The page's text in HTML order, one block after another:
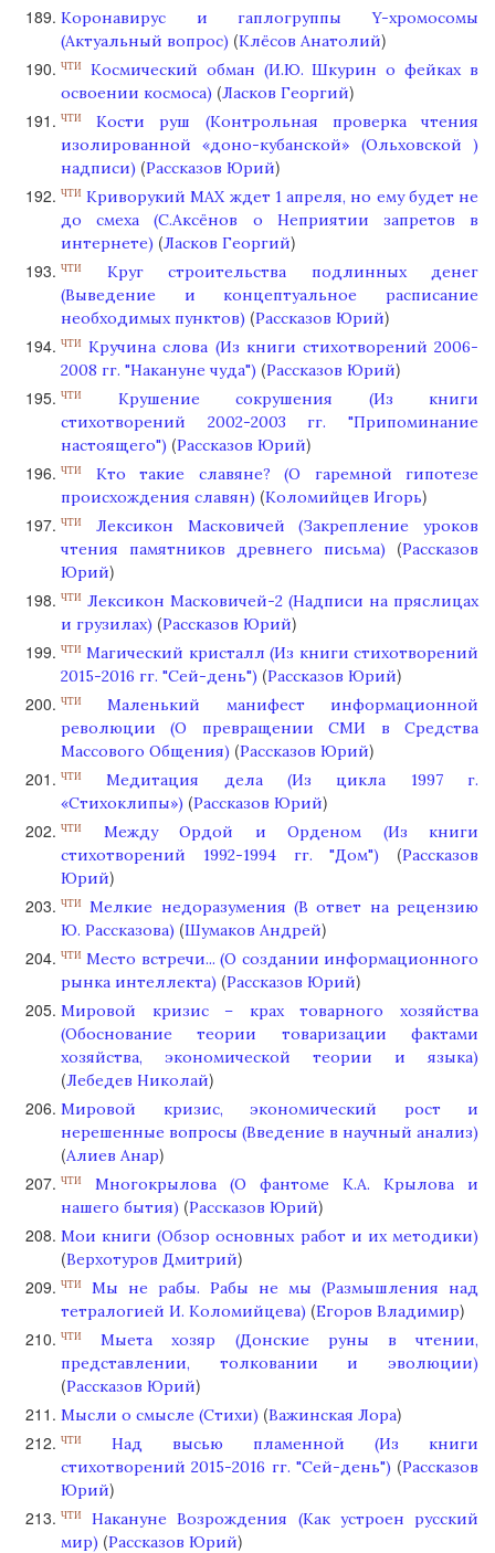
Коронавирус и гаплогруппы Y-хромосомы
(Актуальный вопрос) (Клёсов Анатолий)
ЧТИ
Космический обман (И.Ю. Шкурин о фейках в
освоении космоса) (Ласков Георгий)
ЧТИ
Кости руш (Контрольная проверка чтения
изолированной «доно-кубанской» (Ольховской )
надписи) (Рассказов Юрий)
ЧТИ Криворукий МАХ ждет 1 апреля, но ему будет не
до смеха (С.Аксёнов о Неприятии запретов в
интернете) (Ласков Георгий)
ЧТИ
Круг строительства подлинных денег
(Выведение и концептуальное расписание
необходимых пунктов) (Рассказов Юрий)
ЧТИ
Кручина слова (Из книги стихотворений 2006-
2008 гг. "Накануне чуда") (Рассказов Юрий)
ЧТИ
Крушение сокрушения (Из книги
стихотворений 2002-2003 гг. "Припоминание
настоящего") (Рассказов Юрий)
ЧТИ
Кто такие славяне? (О гаремной гипотезе
происхождения славян) (Коломийцев Игорь)
ЧТИ
Лексикон Масковичей (Закрепление уроков
чтения памятников древнего письма)
(Рассказов
Юрий)
ЧТИ Лексикон Масковичей-2 (Надписи на пряслицах
и грузилах) (Рассказов Юрий)
ЧТИ Магический кристалл (Из книги стихотворений
2015-2016 гг. "Сей-день") (Рассказов Юрий)
ЧТИ
Маленький манифест информационной
революции (О превращении СМИ в Средства
Массового Общения) (Рассказов Юрий)
ЧТИ
Медитация дела (Из цикла 1997 г.
«Стихоклипы») (Рассказов Юрий)
ЧТИ
Между Ордой и Орденом (Из книги
стихотворений 1992-1994 гг. "Дом")
(Рассказов
Юрий)
ЧТИ
Мелкие недоразумения (В ответ на рецензию
Ю. Рассказова) (Шумаков Андрей)
ЧТИ Место встречи... (О создании информационного
рынка интеллекта) (Рассказов Юрий)
Мировой кризис – крах товарного хозяйства
(Обоснование теории товаризации фактами
хозяйства, экономической теории и языка)
(Лебедев Николай)
Мировой кризис, экономический рост и
нерешенные вопросы (Введение в научный анализ)
(Алиев Анар)
ЧТИ
Многокрылова (О фантоме К.А. Крылова и
нашего бытия) (Рассказов Юрий)
Мои книги (Обзор основных работ и их методики)
(Верхотуров Дмитрий)
ЧТИ
Мы не рабы. Рабы не мы (Размышления над
тетралогией И. Коломийцева) (Егоров Владимир)
ЧТИ
Мыета хозяр (Донские руны в чтении,
представлении, толковании и эволюции)
(Рассказов Юрий)
Мысли о смысле (Стихи) (Важинская Лора)
ЧТИ
Над высью пламенной (Из книги
стихотворений 2015-2016 гг. "Сей-день") (Рассказов
Юрий)
ЧТИ
Накануне Возрождения (Как устроен русский
мир) (Рассказов Юрий)